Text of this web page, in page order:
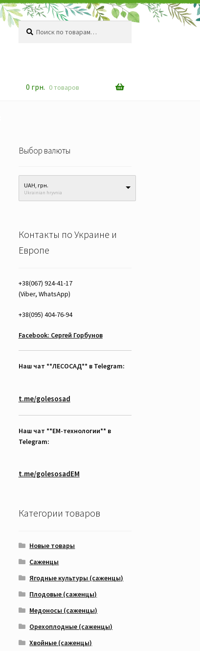
Искать:
Поиск
0 грн. 0 товаров
Выбор валюты
UAH, грн.
Ukrainian hryvnia
Контакты по Украине и
Европе
+38(067) 924-41-17
(Viber, WhatsApp)
+38(095) 404-76-94
Facebook: Сергей Горбунов
Наш чат **ЛЕСОСАД** в Telegram:
t.me/golesosad
Наш чат **EM-технологии** в
Telegram:
t.me/golesosadEM
Категории товаров
Новые товары
Саженцы
Ягодные культуры (саженцы)
Плодовые (саженцы)
Медоносы (саженцы)
Орехоплодные (саженцы)
Хвойные (саженцы)